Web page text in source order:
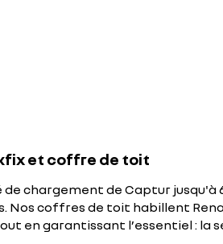
et coffre de toit
chargement de Captur jusqu'à
Nos coffres de toit habillent
en garantissant l’essentiel : la